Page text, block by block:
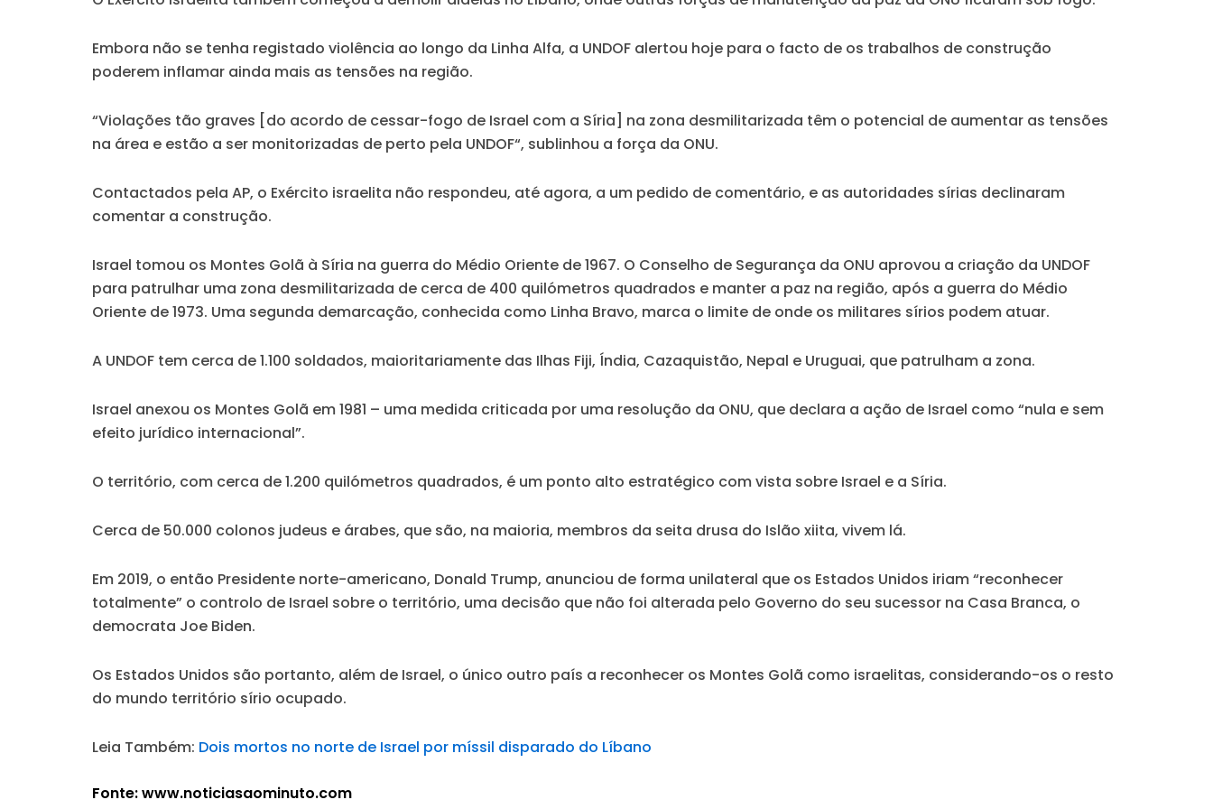
Embora não se tenha registado violência ao longo da Linha Alfa, a UNDOF alertou hoje para o facto de os trabalhos de construção
poderem inflamar ainda mais as tensões na região.
“Violações tão graves [do acordo de cessar-fogo de Israel com a Síria] na zona desmilitarizada têm o potencial de aumentar as tensões
na área e estão a ser monitorizadas de perto pela UNDOF“, sublinhou a força da ONU.
Contactados pela AP, o Exército israelita não respondeu, até agora, a um pedido de comentário, e as autoridades sírias declinaram
comentar a construção.
Israel tomou os Montes Golã à Síria na guerra do Médio Oriente de 1967. O Conselho de Segurança da ONU aprovou a criação da UNDOF
para patrulhar uma zona desmilitarizada de cerca de 400 quilómetros quadrados e manter a paz na região, após a guerra do Médio
Oriente de 1973. Uma segunda demarcação, conhecida como Linha Bravo, marca o limite de onde os militares sírios podem atuar.
A UNDOF tem cerca de 1.100 soldados, maioritariamente das Ilhas Fiji, Índia, Cazaquistão, Nepal e Uruguai, que patrulham a zona.
Israel anexou os Montes Golã em 1981 – uma medida criticada por uma resolução da ONU, que declara a ação de Israel como “nula e sem
efeito jurídico internacional”.
O território, com cerca de 1.200 quilómetros quadrados, é um ponto alto estratégico com vista sobre Israel e a Síria.
Cerca de 50.000 colonos judeus e árabes, que são, na maioria, membros da seita drusa do Islão xiita, vivem lá.
Em 2019, o então Presidente norte-americano, Donald Trump, anunciou de forma unilateral que os Estados Unidos iriam “reconhecer
totalmente” o controlo de Israel sobre o território, uma decisão que não foi alterada pelo Governo do seu sucessor na Casa Branca, o
democrata Joe Biden.
Os Estados Unidos são portanto, além de Israel, o único outro país a reconhecer os Montes Golã como israelitas, considerando-os o resto
do mundo território sírio ocupado.
Leia Também: Dois mortos no norte de Israel por míssil disparado do Líbano
Fonte: www.noticiasaominuto.com